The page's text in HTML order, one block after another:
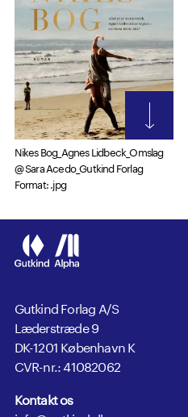
Nikes Bog_Agnes Lidbeck_Omslag
@ Sara Acedo_Gutkind Forlag
Format: .jpg
Gutkind Forlag A/S
Læderstræde 9
DK-1201 København K
CVR-nr.: 41082062
Kontakt os